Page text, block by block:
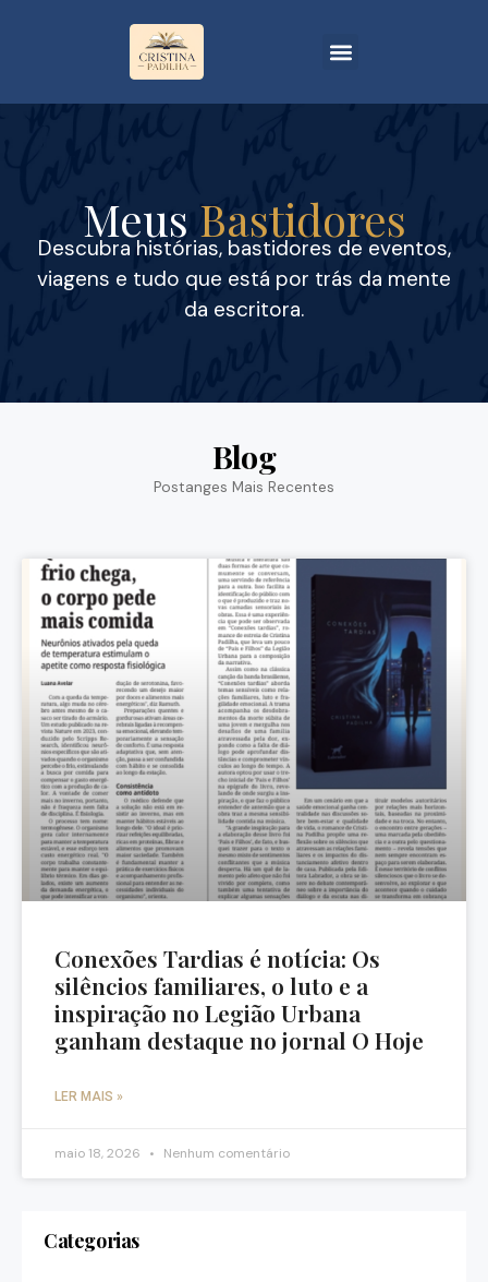
Meus Bastidores
Descubra histórias, bastidores de eventos,
viagens e tudo que está por trás da mente
da escritora.
Blog
Postanges Mais Recentes
Conexões Tardias é notícia: Os
silêncios familiares, o luto e a
inspiração no Legião Urbana
ganham destaque no jornal O Hoje
LER MAIS »
maio 18, 2026 Nenhum comentário
Categorias